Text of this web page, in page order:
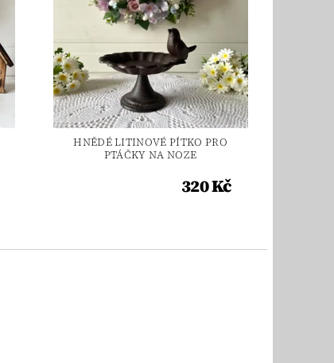
HNĚDÉ LITINOVÉ PÍTKO PRO
PTÁČKY NA NOZE
320 Kč